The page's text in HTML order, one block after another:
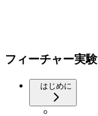
フィーチャー実験
はじめに